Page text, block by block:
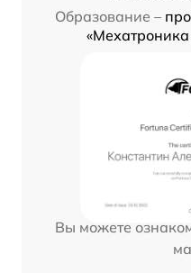
Образование –
«Мехатроника
Вы можете